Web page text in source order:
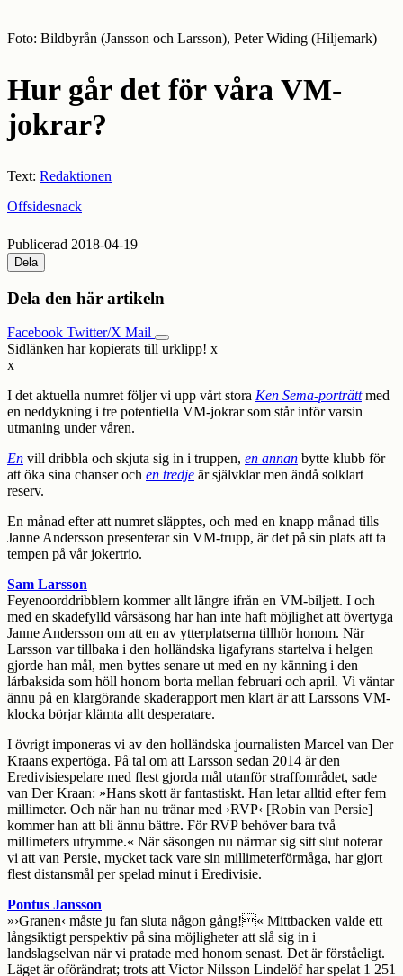
Foto: Bildbyrån (Jansson och Larsson), Peter Widing (Hiljemark)
Hur går det för våra VM-
jokrar?
Text: Redaktionen
Offsidesnack
Publicerad 2018-04-19
Dela
Dela den här artikeln
Facebook Twitter/X Mail
Sidlänken har kopierats till urklipp! x
x
I det aktuella numret följer vi upp vårt stora Ken Sema-porträttmed
en neddykning i tre potentiella VM-jokrar som står inför varsin
utmaning under våren.
En vill dribbla och skjuta sig in i truppen, en annan bytte klubb för
att öka sina chanser och en tredje är självklar men ändå solklart
reserv.
En månad efter att numret släpptes, och med en knapp månad tills
Janne Andersson presenterar sin VM-trupp, är det på sin plats att ta
tempen på vår jokertrio.
Sam Larsson
Feyenoorddribblern kommer allt längre ifrån en VM-biljett. I och
med en skadefylld vårsäsong har han inte haft möjlighet att övertyga
Janne Andersson om att en av ytterplatserna tillhör honom. När
Larsson var tillbaka i den holländska ligafyrans startelva i helgen
gjorde han mål, men byttes senare ut med en ny känning i den
lårbaksida som höll honom borta mellan februari och april. Vi väntar
ännu på en klargörande skaderapport men klart är att Larssons VM-
klocka börjar klämta allt desperatare.
I övrigt imponeras vi av den holländska journalisten Marcel van Der
Kraans expertöga. På tal om att Larsson sedan 2014 är den
Eredivisiespelare med flest gjorda mål utanför straffområdet, sade
van Der Kraan: »Hans skott är fantastiskt. Han letar alltid efter fem
millimeter. Och när han nu tränar med ›RVP‹ [Robin van Persie]
kommer han att bli ännu bättre. För RVP behöver bara två
millimeters utrymme.« När säsongen nu närmar sig sitt slut noterar
vi att van Persie, mycket tack vare sin millimeterförmåga, har gjort
flest distansmål per spelad minut i Eredivisie.
Pontus Jansson
»›Granen‹ måste ju fan sluta någon gång!« Mittbacken valde ett
långsiktigt perspektiv på sina möjligheter att slå sig in i
landslagselvan när vi pratade med honom senast. Det är förståeligt.
Läget är oförändrat; trots att Victor Nilsson Lindelöf har spelat 1 251